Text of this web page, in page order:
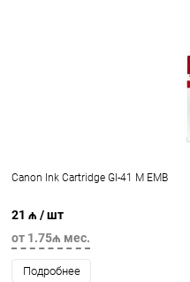
Canon Ink Cartridge GI-41 M EMB
21 ₼ / шт
от 1.75₼ мес.
Подробнее